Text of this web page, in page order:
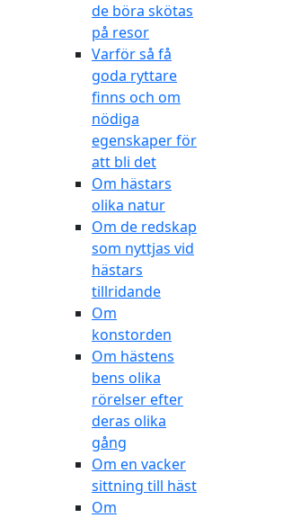
de böra skötas
på resor
Varför så få
goda ryttare
finns och om
nödiga
egenskaper för
att bli det
Om hästars
olika natur
Om de redskap
som nyttjas vid
hästars
tillridande
Om
konstorden
Om hästens
bens olika
rörelser efter
deras olika
gång
Om en vacker
sittning till häst
Om